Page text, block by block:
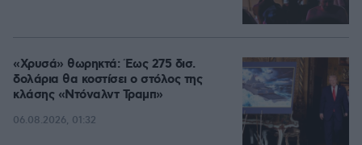
«Χρυσά» θωρηκτά: Έως 275 δισ.
δολάρια θα κοστίσει ο στόλος της
κλάσης «Ντόναλντ Τραμπ»
06.08.2026, 01:32